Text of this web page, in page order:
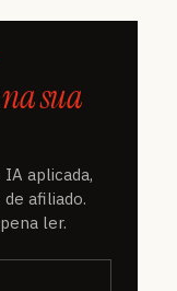
na sua
aplicada,
afiliado.
ler.